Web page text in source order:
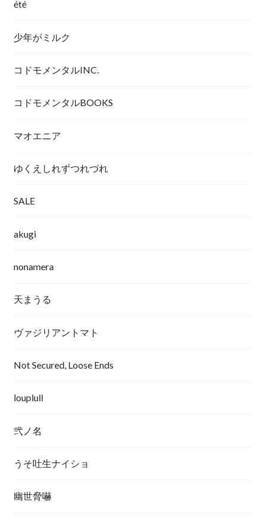
été
少年がミルク
コドモメンタルINC.
コドモメンタルBOOKS
マオエニア
ゆくえしれずつれづれ
SALE
akugi
nonamera
天まうる
ヴァジリアントマト
Not Secured, Loose Ends
louplull
弐ノ名
うそ吐生ナイショ
幽世脅嚇